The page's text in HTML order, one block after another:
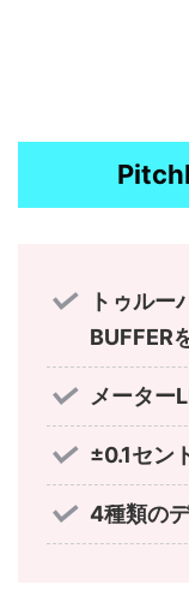
トゥルー
BUFFER
メーター
±0.1セン
4種類の